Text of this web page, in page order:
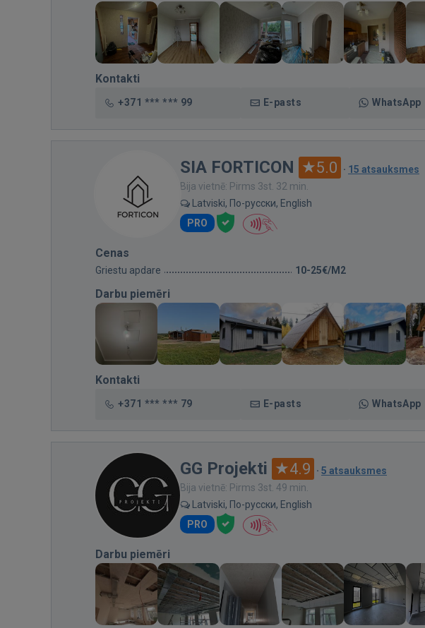
Kontakti
+371 *** *** 99 E-pasts WhatsApp
SIA FORTICON 5.0 · 15 atsauksmes
Bija vietnē: Pirms 3st. 32 min.
Latviski, По-русски, English
PRO
Cenas
Griestu apdare 10-25€/M2
Darbu piemēri
Kontakti
+371 *** *** 79 E-pasts WhatsApp
GG Projekti 4.9 · 5 atsauksmes
Bija vietnē: Pirms 3st. 49 min.
Latviski, По-русски, English
PRO
Darbu piemēri